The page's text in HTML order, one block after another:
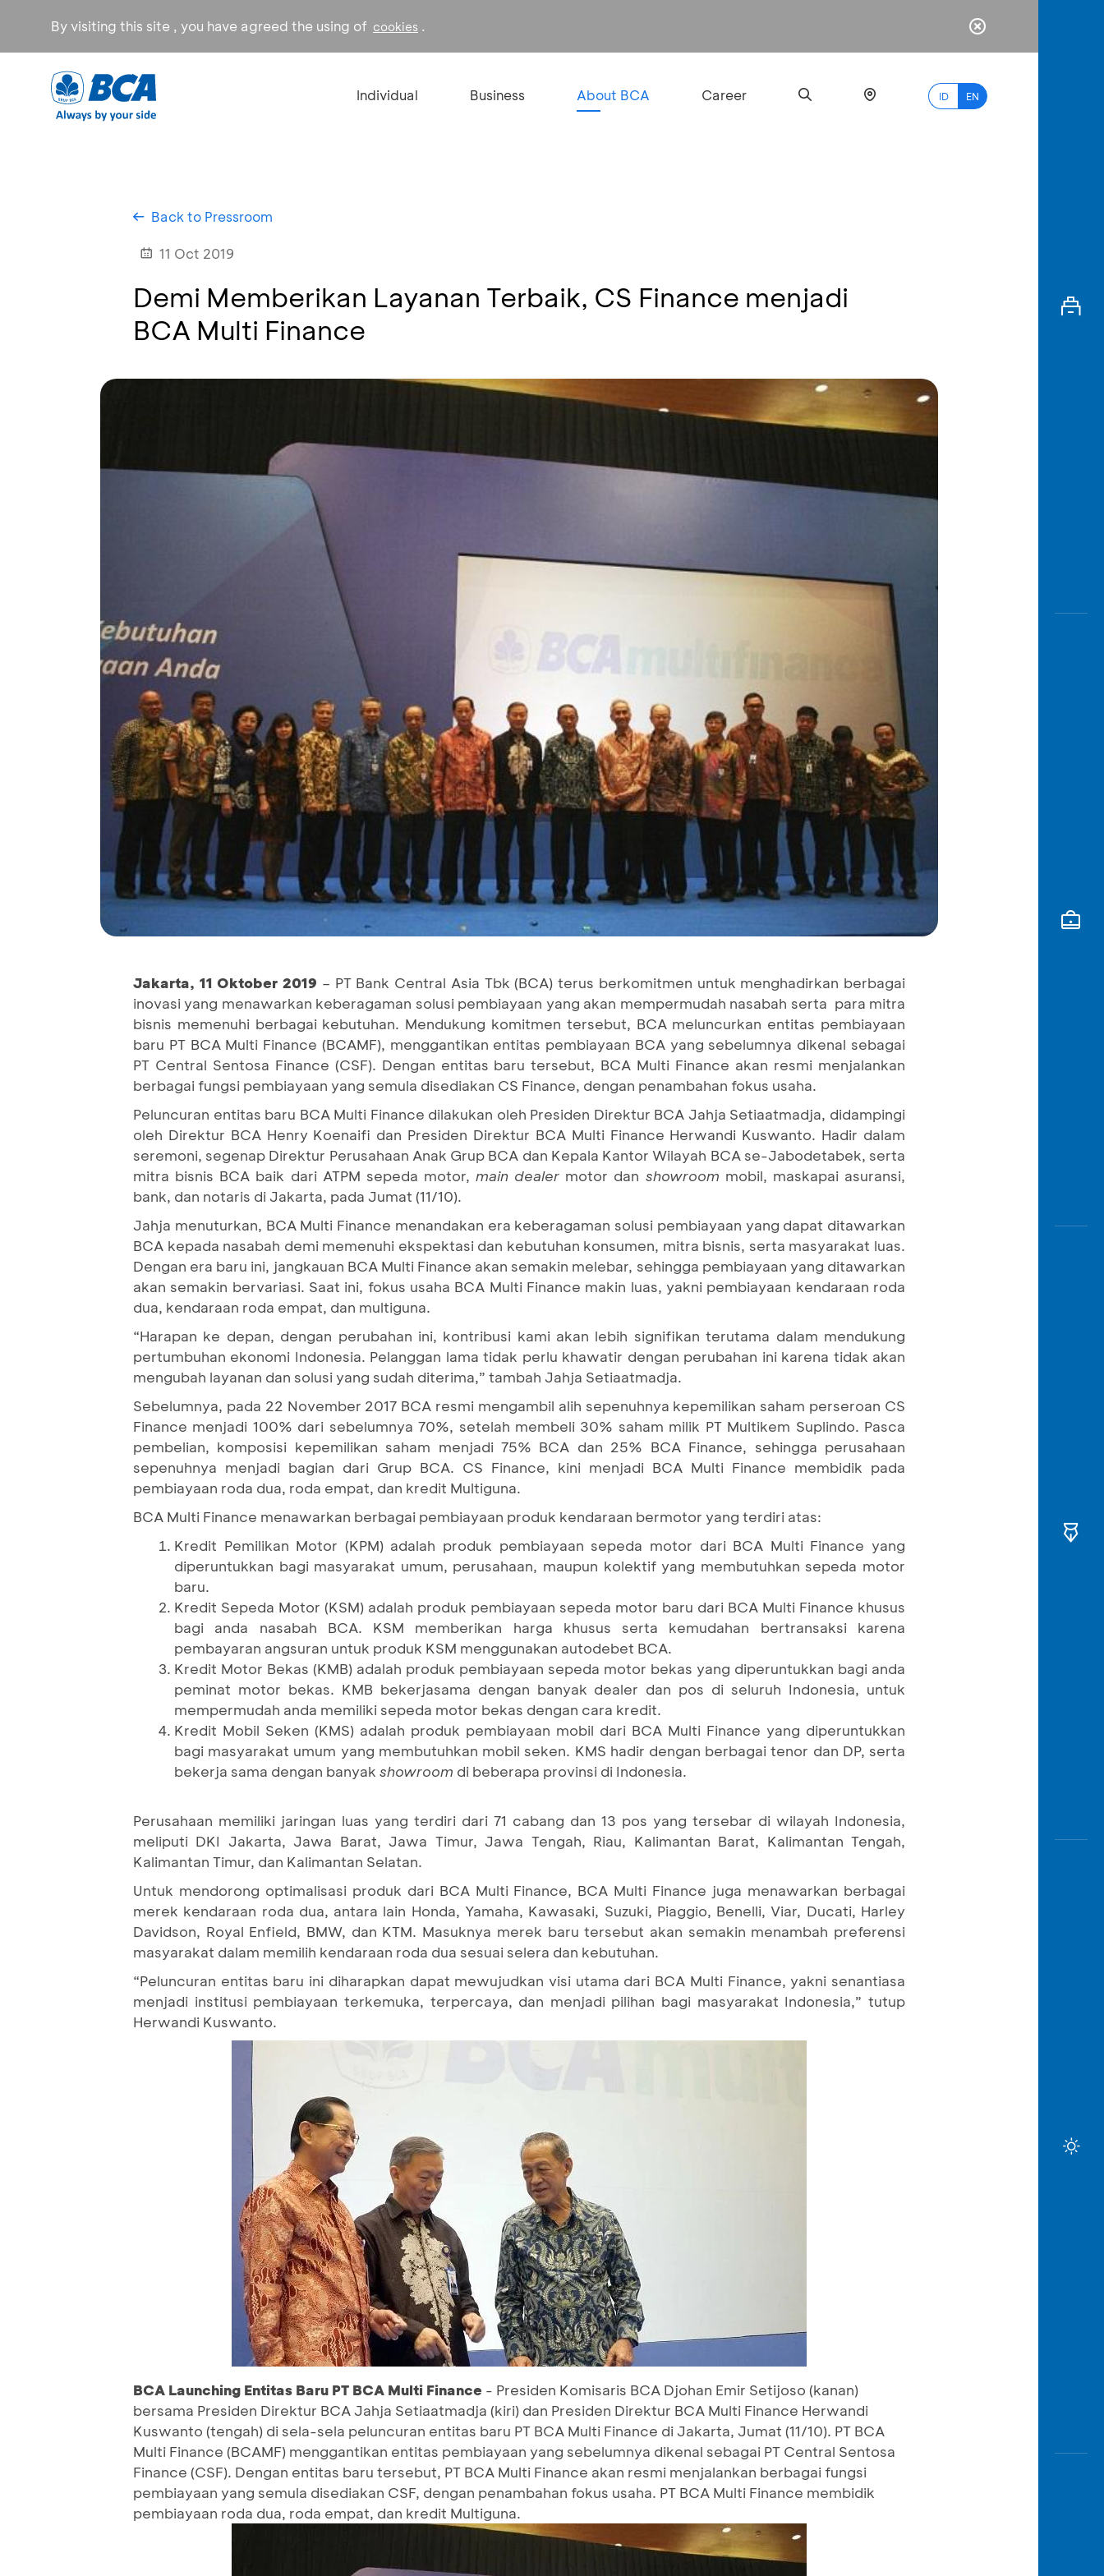
By visiting this site , you have agreed the using of cookies .
Individual Business About BCA Career ID EN
myBCA
Back to Pressroom
11 Oct 2019
Demi Memberikan Layanan Terbaik, CS Finance menjadi
BCA Multi Finance
Jakarta, 11 Oktober 2019 – PT Bank Central Asia Tbk (BCA) terus berkomitmen untuk menghadirkan berbagai
inovasi yang menawarkan keberagaman solusi pembiayaan yang akan mempermudah nasabah serta para mitra
bisnis memenuhi berbagai kebutuhan. Mendukung komitmen tersebut, BCA meluncurkan entitas pembiayaan
baru PT BCA Multi Finance (BCAMF), menggantikan entitas pembiayaan BCA yang sebelumnya dikenal sebagai
PT Central Sentosa Finance (CSF). Dengan entitas baru tersebut, BCA Multi Finance akan resmi menjalankan
berbagai fungsi pembiayaan yang semula disediakan CS Finance, dengan penambahan fokus usaha.
Peluncuran entitas baru BCA Multi Finance dilakukan oleh Presiden Direktur BCA Jahja Setiaatmadja, didampingi
oleh Direktur BCA Henry Koenaifi dan Presiden Direktur BCA Multi Finance Herwandi Kuswanto. Hadir dalam
seremoni, segenap Direktur Perusahaan Anak Grup BCA dan Kepala Kantor Wilayah BCA se-Jabodetabek, serta
mitra bisnis BCA baik dari ATPM sepeda motor,main dealer motor dan showroom mobil, maskapai asuransi,
bank, dan notaris di Jakarta, pada Jumat (11/10).
Jahja menuturkan, BCA Multi Finance menandakan era keberagaman solusi pembiayaan yang dapat ditawarkan
BCA kepada nasabah demi memenuhi ekspektasi dan kebutuhan konsumen, mitra bisnis, serta masyarakat luas.
Dengan era baru ini, jangkauan BCA Multi Finance akan semakin melebar, sehingga pembiayaan yang ditawarkan
akan semakin bervariasi. Saat ini, fokus usaha BCA Multi Finance makin luas, yakni pembiayaan kendaraan roda
dua, kendaraan roda empat, dan multiguna.
“Harapan ke depan, dengan perubahan ini, kontribusi kami akan lebih signifikan terutama dalam mendukung
pertumbuhan ekonomi Indonesia. Pelanggan lama tidak perlu khawatir dengan perubahan ini karena tidak akan
mengubah layanan dan solusi yang sudah diterima,” tambah Jahja Setiaatmadja.
Sebelumnya, pada 22 November 2017 BCA resmi mengambil alih sepenuhnya kepemilikan saham perseroan CS
Finance menjadi 100% dari sebelumnya 70%, setelah membeli 30% saham milik PT Multikem Suplindo. Pasca
pembelian, komposisi kepemilikan saham menjadi 75% BCA dan 25% BCA Finance, sehingga perusahaan
sepenuhnya menjadi bagian dari Grup BCA. CS Finance, kini menjadi BCA Multi Finance membidik pada
pembiayaan roda dua, roda empat, dan kredit Multiguna.
BCA Multi Finance menawarkan berbagai pembiayaan produk kendaraan bermotor yang terdiri atas:
Kredit Pemilikan Motor (KPM) adalah produk pembiayaan sepeda motor dari BCA Multi Finance yang
diperuntukkan bagi masyarakat umum, perusahaan, maupun kolektif yang membutuhkan sepeda motor
baru.
Kredit Sepeda Motor (KSM) adalah produk pembiayaan sepeda motor baru dari BCA Multi Finance khusus
bagi anda nasabah BCA. KSM memberikan harga khusus serta kemudahan bertransaksi karena
pembayaran angsuran untuk produk KSM menggunakan autodebet BCA.
Kredit Motor Bekas (KMB) adalah produk pembiayaan sepeda motor bekas yang diperuntukkan bagi anda
peminat motor bekas. KMB bekerjasama dengan banyak dealer dan pos di seluruh Indonesia, untuk
mempermudah anda memiliki sepeda motor bekas dengan cara kredit.
Kredit Mobil Seken (KMS) adalah produk pembiayaan mobil dari BCA Multi Finance yang diperuntukkan
bagi masyarakat umum yang membutuhkan mobil seken. KMS hadir dengan berbagai tenor dan DP, serta
bekerja sama dengan banyak showroom di beberapa provinsi di Indonesia.
Perusahaan memiliki jaringan luas yang terdiri dari 71 cabang dan 13 pos yang tersebar di wilayah Indonesia,
meliputi DKI Jakarta, Jawa Barat, Jawa Timur, Jawa Tengah, Riau, Kalimantan Barat, Kalimantan Tengah,
Kalimantan Timur, dan Kalimantan Selatan.
Untuk mendorong optimalisasi produk dari BCA Multi Finance, BCA Multi Finance juga menawarkan berbagai
merek kendaraan roda dua, antara lain Honda, Yamaha, Kawasaki, Suzuki, Piaggio, Benelli, Viar, Ducati, Harley
Davidson, Royal Enfield, BMW, dan KTM. Masuknya merek baru tersebut akan semakin menambah preferensi
masyarakat dalam memilih kendaraan roda dua sesuai selera dan kebutuhan.
“Peluncuran entitas baru ini diharapkan dapat mewujudkan visi utama dari BCA Multi Finance, yakni senantiasa
menjadi institusi pembiayaan terkemuka, terpercaya, dan menjadi pilihan bagi masyarakat Indonesia,” tutup
Herwandi Kuswanto.
BCA Launching Entitas Baru PT BCA Multi Finance - Presiden Komisaris BCA Djohan Emir Setijoso (kanan)
bersama Presiden Direktur BCA Jahja Setiaatmadja (kiri) dan Presiden Direktur BCA Multi Finance Herwandi
Kuswanto (tengah) di sela-sela peluncuran entitas baru PT BCA Multi Finance di Jakarta, Jumat (11/10). PT BCA
Multi Finance (BCAMF) menggantikan entitas pembiayaan yang sebelumnya dikenal sebagai PT Central Sentosa
Finance (CSF). Dengan entitas baru tersebut, PT BCA Multi Finance akan resmi menjalankan berbagai fungsi
pembiayaan yang semula disediakan CSF, dengan penambahan fokus usaha. PT BCA Multi Finance membidik
pembiayaan roda dua, roda empat, dan kredit Multiguna.